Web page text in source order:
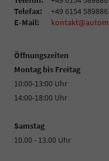
Telefax:
+49 6154
E-Mail:
Öffnungszeiten
Montag bis Freitag
10:00-13:00 Uhr
14:00-18:00 Uhr
Samstag
10.00 - 13.00 Uhr